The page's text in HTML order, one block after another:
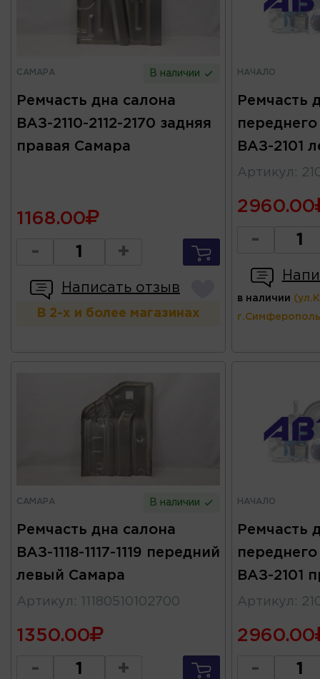
САМАРА В наличии
Ремчасть дна салона
ВАЗ-2110-2112-2170 задняя
правая Самара
1168.00
- +
Написать отзыв
В 2-х и более магазинах
НАЧАЛО
Ремчасть
ВАЗ-2101
Артикул :
2960.00
-
в наличии
САМАРА В наличии
Ремчасть дна салона
ВАЗ-1118-1117-1119 передний
левый Самара
Артикул : 11180510102700
1350.00
- +
НАЧАЛО
Ремчасть
ВАЗ-2101
Артикул :
2960.00
-